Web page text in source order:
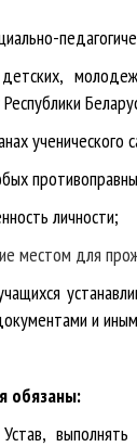
личности;
местом для
и
обязаны: